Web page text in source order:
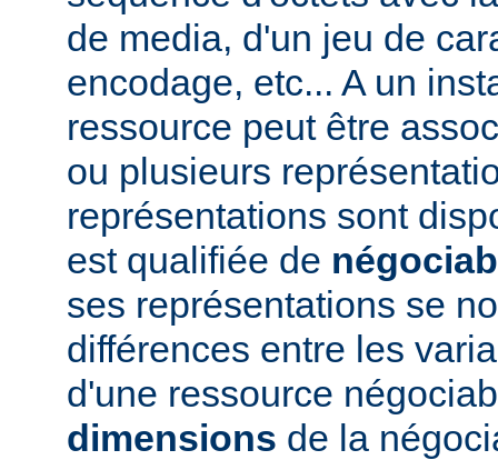
de media, d'un jeu de
encodage, etc... A un
ressource peut être
ou plusieurs
représentations sont
est qualifiée de
ses représentations se
différences entre les
d'une ressource
dimensions de la